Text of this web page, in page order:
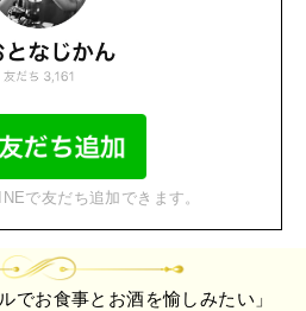
で友だち追加できます。
でお食事とお酒を愉しみたい」